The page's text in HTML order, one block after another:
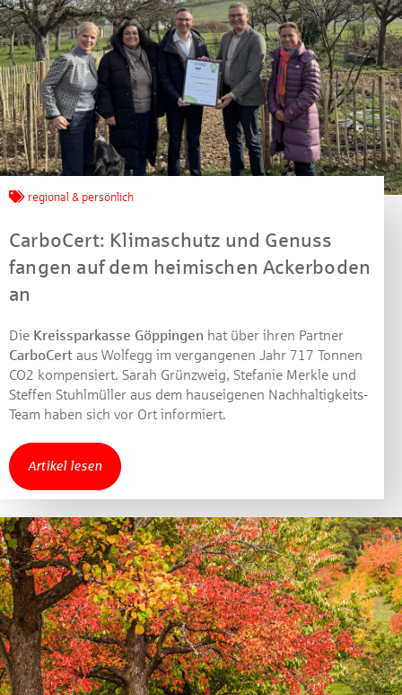
regional & persönlich
CarboCert: Klimaschutz und Genuss
fangen auf dem heimischen Ackerboden
an
Die Kreissparkasse Göppingen hat über ihren Partner
CarboCert aus Wolfegg im vergangenen Jahr 717 Tonnen
CO2 kompensiert. Sarah Grünzweig, Stefanie Merkle und
Steffen Stuhlmüller aus dem hauseigenen Nachhaltigkeits-
Team haben sich vor Ort informiert.
Artikel lesen
Jetzt mitmachen und
Machen Sie mit bei unserem Gewinnspiel! Bis 31.
Dezember 2021 verlosen wir 10 Gutscheine des
Treffpunkt Gold der Kreissparkasse Göppingen im Wert
von je 30 Euro.
Beantworten Sie einfach folgende Frage:
Welches Jubiläum feiert die Kreissparkasse
Göppingen in diesem Jahr?